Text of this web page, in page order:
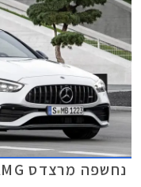
נחשפה מרצדס C43 AMG החדשה 2022